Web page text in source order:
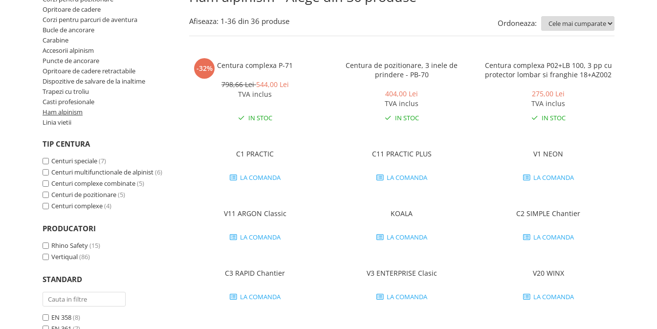
Jachete / Bluze salopeta
Pantaloni de lucru cu pieptar
Pantaloni de lucru in talie
Pelerine de ploaie
Tricouri clasice
Tricouri polo
Veste de lucru
Bluze / Hanorace / Camasi
Indispensabili
Jachete / Bluze salopeta
Pantaloni de lucru cu pieptar
Pantaloni de lucru in talie
Veste de lucru
Impermeabila
Combinezoane de lucru
Costume de ploaie impermeabile
Jachete / Bluze salopeta
Pantaloni impermeabili
Pelerine de ploaie
Slapi/Papuci/Sandale de vara
Incaltaminte impermeabila
Manusi de unica folosinta
Manusi textile
Dispozitive de salvare de la
Trapezi cu troliu
Casti profesionale
Opritoare de cadere
Corzi pentru parcuri de aventura
Bucle de ancorare
Carabine
Accesorii alpinism
Puncte de ancorare
Opritoare de cadere retractabile
Dispozitive de salvare de la inaltime
Trapezi cu troliu
Casti profesionale
Ham alpinism
Linia vietii
TIP CENTURA
Centuri speciale(7)
Centuri multifunctionale de alpinist(6)
Centuri complexe combinate(5)
Centuri de pozitionare(5)
Centuri complexe(4)
PRODUCATORI
Rhino Safety(15)
Vertiqual(86)
STANDARD
EN 358(8)
Afiseaza: 1-36 din 36 produse Ordoneaza:
-32% Centura complexa P-71
798,66 Lei544,00 Lei
TVA inclus
IN STOC
Centura de pozitionare, 3 inele de
prindere - PB-70
404,00 Lei
TVA inclus
IN STOC
Centura complexa P02+LB 100, 3 pp cu
protector lombar si franghie 18+AZ002
275,00 Lei
TVA inclus
IN STOC
C1 PRACTIC
LA COMANDA
C11 PRACTIC PLUS
LA COMANDA
V1 NEON
LA COMANDA
V11 ARGON Classic
LA COMANDA
KOALA
LA COMANDA
C2 SIMPLE Chantier
LA COMANDA
C3 RAPID Chantier
LA COMANDA
V3 ENTERPRISE Clasic
LA COMANDA
V20 WINX
LA COMANDA